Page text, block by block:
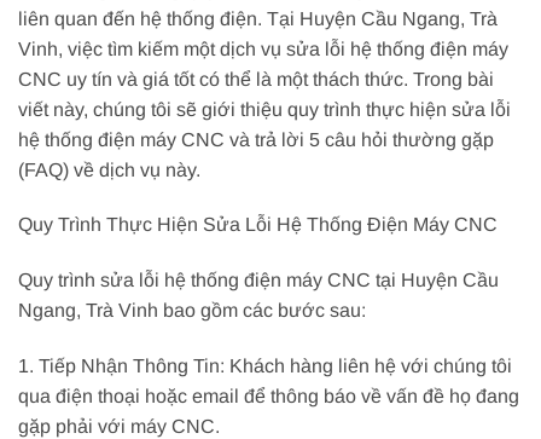
liên quan đến hệ thống điện. Tại Huyện Cầu Ngang, Trà
Vinh, việc tìm kiếm một dịch vụ sửa lỗi hệ thống điện máy
CNC uy tín và giá tốt có thể là một thách thức. Trong bài
viết này, chúng tôi sẽ giới thiệu quy trình thực hiện sửa lỗi
hệ thống điện máy CNC và trả lời 5 câu hỏi thường gặp
(FAQ) về dịch vụ này.
Quy Trình Thực Hiện Sửa Lỗi Hệ Thống Điện Máy CNC
Quy trình sửa lỗi hệ thống điện máy CNC tại Huyện Cầu
Ngang, Trà Vinh bao gồm các bước sau:
1. Tiếp Nhận Thông Tin: Khách hàng liên hệ với chúng tôi
qua điện thoại hoặc email để thông báo về vấn đề họ đang
gặp phải với máy CNC.